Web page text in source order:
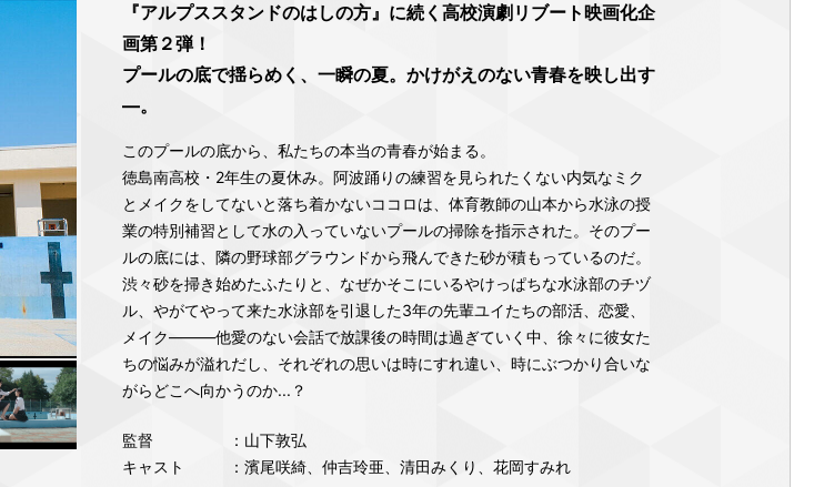
『アルプススタンドのはしの方』に続く高校演劇リブート映画化企
画第２弾！
プールの底で揺らめく、一瞬の夏。かけがえのない青春を映し出す
―。
このプールの底から、私たちの本当の青春が始まる。
徳島南高校・2年生の夏休み。阿波踊りの練習を見られたくない内気なミク
とメイクをしてないと落ち着かないココロは、体育教師の山本から水泳の授
業の特別補習として水の入っていないプールの掃除を指示された。そのプー
ルの底には、隣の野球部グラウンドから飛んできた砂が積もっているのだ。
渋々砂を掃き始めたふたりと、なぜかそこにいるやけっぱちな水泳部のチヅ
ル、やがてやって来た水泳部を引退した3年の先輩ユイたちの部活、恋愛、
メイク―――他愛のない会話で放課後の時間は過ぎていく中、徐々に彼女た
ちの悩みが溢れだし、それぞれの思いは時にすれ違い、時にぶつかり合いな
がらどこへ向かうのか...？
監督
：山下敦弘
キャスト
：濱尾咲綺、仲吉玲亜、清田みくり、花岡すみれ